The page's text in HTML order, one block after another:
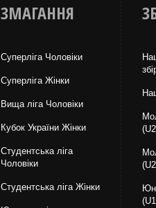
ЗМАГАННЯ
Суперліга Чоловіки
Суперліга Жінки
Вища лiга Чоловіки
Кубок України Жінки
Студентська ліга
Чоловiки
Студентська ліга Жінки